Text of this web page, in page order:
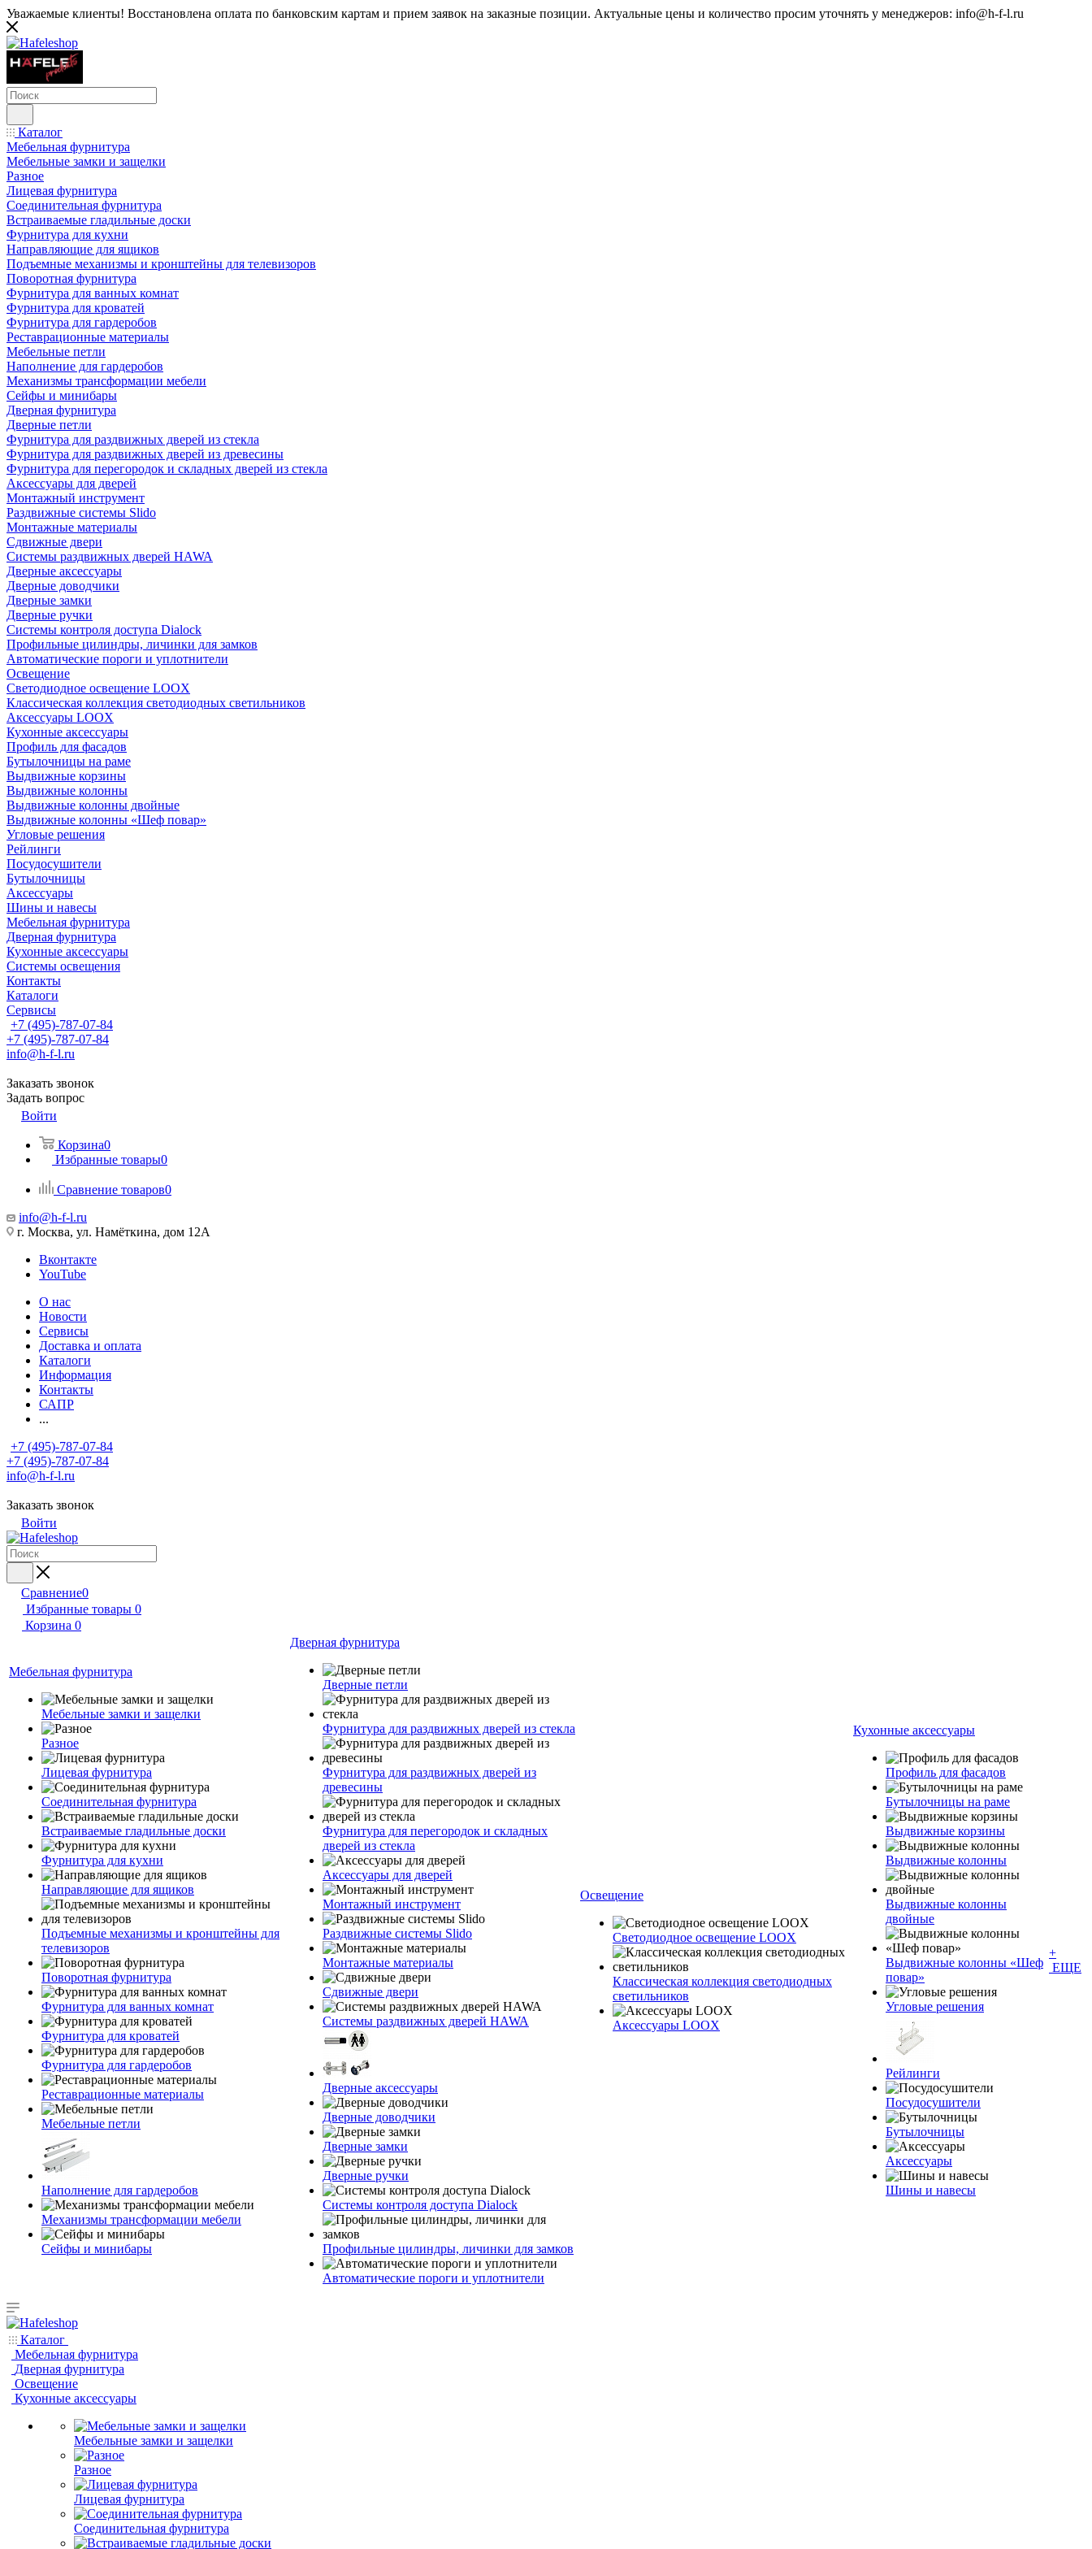
Уважаемые клиенты! Восстановлена оплата по банковским картам и прием заявок на заказные позиции. Актуальные цены и количество просим уточнять у менеджеров: info@h-f-l.ru
Каталог
Мебельная фурнитура
Мебельные замки и защелки
Разное
Лицевая фурнитура
Соединительная фурнитура
Встраиваемые гладильные доски
Фурнитура для кухни
Направляющие для ящиков
Подъемные механизмы и кронштейны для телевизоров
Поворотная фурнитура
Фурнитура для ванных комнат
Фурнитура для кроватей
Фурнитура для гардеробов
Реставрационные материалы
Мебельные петли
Наполнение для гардеробов
Механизмы трансформации мебели
Сейфы и минибары
Дверная фурнитура
Дверные петли
Фурнитура для раздвижных дверей из стекла
Фурнитура для раздвижных дверей из древесины
Фурнитура для перегородок и складных дверей из стекла
Аксессуары для дверей
Монтажный инструмент
Раздвижные системы Slido
Монтажные материалы
Сдвижные двери
Системы раздвижных дверей HAWA
Дверные аксессуары
Дверные доводчики
Дверные замки
Дверные ручки
Системы контроля доступа Dialock
Профильные цилиндры, личинки для замков
Автоматические пороги и уплотнители
Освещение
Светодиодное освещение LOOX
Классическая коллекция светодиодных светильников
Аксессуары LOOX
Кухонные аксессуары
Профиль для фасадов
Бутылочницы на раме
Выдвижные корзины
Выдвижные колонны
Выдвижные колонны двойные
Bыдвижные колонны «Шеф повар»
Угловые решения
Рейлинги
Посудосушители
Бутылочницы
Аксессуары
Шины и навесы
Мебельная фурнитура
Дверная фурнитура
Кухонные аксессуары
Системы освещения
Контакты
Каталоги
Сервисы
+7 (495)-787-07-84
+7 (495)-787-07-84
info@h-f-l.ru
Заказать звонок
Задать вопрос
Войти
Корзина0
Избранные товары0
Сравнение товаров0
info@h-f-l.ru
г. Москва, ул. Намёткина, дом 12А
Вконтакте
YouTube
О нас
Новости
Сервисы
Доставка и оплата
Каталоги
Информация
Контакты
САПР
...
+7 (495)-787-07-84
+7 (495)-787-07-84
info@h-f-l.ru
Заказать звонок
Войти
Сравнение0
Избранные товары 0
Корзина 0
Мебельная фурнитура
Мебельные замки и защелки
Разное
Лицевая фурнитура
Соединительная фурнитура
Встраиваемые гладильные доски
Фурнитура для кухни
Направляющие для ящиков
Подъемные механизмы и кронштейны для
телевизоров
Поворотная фурнитура
Фурнитура для ванных комнат
Фурнитура для кроватей
Фурнитура для гардеробов
Реставрационные материалы
Мебельные петли
Наполнение для гардеробов
Механизмы трансформации мебели
Сейфы и минибары
Дверная фурнитура
Дверные петли
Фурнитура для раздвижных дверей из стекла
Фурнитура для раздвижных дверей из
древесины
Фурнитура для перегородок и складных
дверей из стекла
Аксессуары для дверей
Монтажный инструмент
Раздвижные системы Slido
Монтажные материалы
Сдвижные двери
Системы раздвижных дверей HAWA
Дверные аксессуары
Дверные доводчики
Дверные замки
Дверные ручки
Системы контроля доступа Dialock
Профильные цилиндры, личинки для замков
Автоматические пороги и уплотнители
Освещение
Светодиодное освещение LOOX
Классическая коллекция светодиодных
светильников
Аксессуары LOOX
Кухонные аксессуары
Профиль для фасадов
Бутылочницы на раме
Выдвижные корзины
Выдвижные колонны
Выдвижные колонны
двойные
Bыдвижные колонны «Шеф
повар»
Угловые решения
Рейлинги
Посудосушители
Бутылочницы
Аксессуары
Шины и навесы
+
ЕЩЕ
Каталог
Мебельная фурнитура
Дверная фурнитура
Освещение
Кухонные аксессуары
Мебельные замки и защелки
Разное
Лицевая фурнитура
Соединительная фурнитура